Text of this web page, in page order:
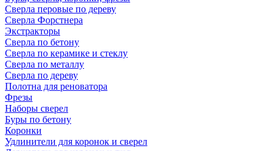
Сверла перовые по дереву
Сверла Форстнера
Экстракторы
Сверла по бетону
Сверла по керамике и стеклу
Сверла по металлу
Сверла по дереву
Полотна для реноватора
Фрезы
Наборы сверел
Буры по бетону
Коронки
Удлинители для коронок и сверел